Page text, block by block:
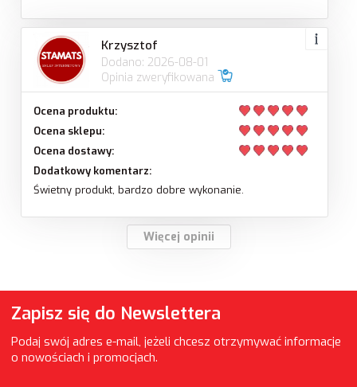
Krzysztof
Dodano: 2026-08-01
Opinia zweryfikowana
Ocena produktu:
Ocena sklepu:
Ocena dostawy:
Dodatkowy komentarz:
Świetny produkt, bardzo dobre wykonanie.
Więcej opinii
Zapisz się do Newslettera
Podaj swój adres e-mail, jeżeli chcesz otrzymywać informacje
o nowościach i promocjach.